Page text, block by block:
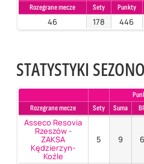
Rozegrane mecze
Sety Punkty
46 178 446
STATYSTYKI
Rozegrane mecze
Sety Suma
Asseco Resovia
Rzeszów -
ZAKSA
Kędzierzyn-
Koźle
5 9 6